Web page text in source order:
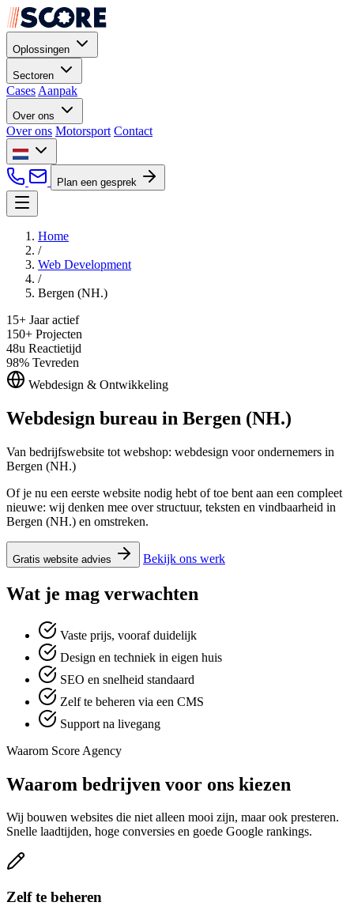
Oplossingen
Sectoren
Cases Aanpak
Over ons
Over ons Motorsport Contact
Plan een gesprek
Home
/
Web Development
/
Bergen (NH.)
15+ Jaar actief
150+ Projecten
48u Reactietijd
98% Tevreden
Webdesign & Ontwikkeling
Webdesign bureau in Bergen (NH.)
Van bedrijfswebsite tot webshop: webdesign voor ondernemers in
Bergen (NH.)
Of je nu een eerste website nodig hebt of toe bent aan een compleet
nieuwe: wij denken mee over structuur, teksten en vindbaarheid in
Bergen (NH.) en omstreken.
Gratis website advies Bekijk ons werk
Wat je mag verwachten
Vaste prijs, vooraf duidelijk
Design en techniek in eigen huis
SEO en snelheid standaard
Zelf te beheren via een CMS
Support na livegang
Waarom Score Agency
Waarom bedrijven voor ons kiezen
Wij bouwen websites die niet alleen mooi zijn, maar ook presteren.
Snelle laadtijden, hoge conversies en goede Google rankings.
Zelf te beheren